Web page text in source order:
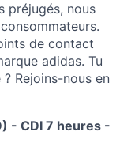
préjugés, nous
de contact
adidas. Tu
Rejoins-nous en
- CDI 7 heures -